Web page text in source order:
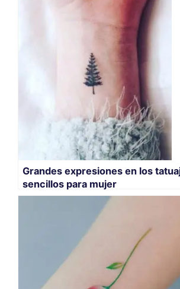
Grandes expresiones en los
sencillos para mujer